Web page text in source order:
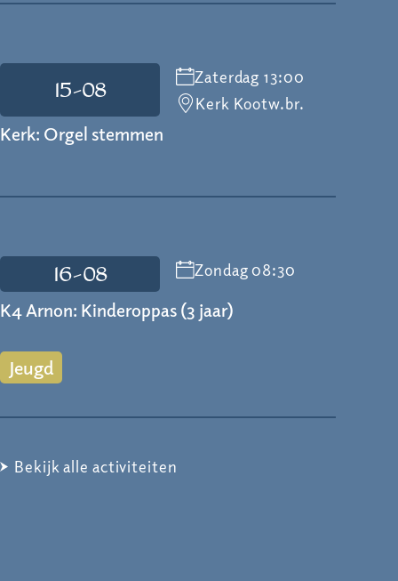
15-08
Zaterdag 13:00
Kerk Kootw.br.
Kerk: Orgel stemmen
16-08 Zondag 08:30
K4 Arnon: Kinderoppas (3 jaar)
Jeugd
Bekijk alle activiteiten